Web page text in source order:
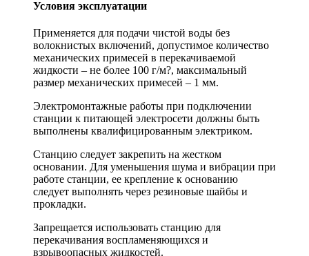
Условия эксплуатации
Применяется для подачи чистой воды без
волокнистых включений, допустимое количество
механических примесей в перекачиваемой
жидкости – не более 100 г/м?, максимальный
размер механических примесей – 1 мм.
Электромонтажные работы при подключении
станции к питающей электросети должны быть
выполнены квалифицированным электриком.
Станцию следует закрепить на жестком
основании. Для уменьшения шума и вибрации при
работе станции, ее крепление к основанию
следует выполнять через резиновые шайбы и
прокладки.
Запрещается использовать станцию для
перекачивания воспламеняющихся и
взрывоопасных жидкостей.